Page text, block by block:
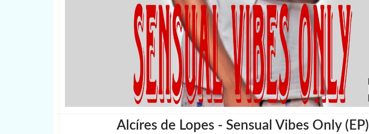
Alcíres de Lopes - Sensual Vibes Only (EP)